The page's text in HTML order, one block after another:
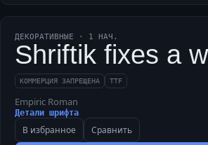
ДЕКОРАТИВНЫЕ · 1 НАЧ.
Shriftik fixes a
КОММЕРЦИЯ ЗАПРЕЩЕНА TTF
Empiric Roman
Детали шрифта
В избранное Сравнить